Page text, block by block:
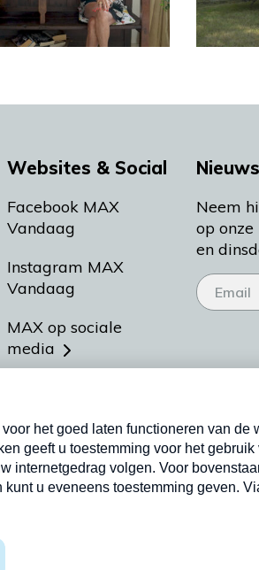
Websites & Social
Facebook MAX
Vandaag
Instagram MAX
Vandaag
MAX op sociale
media
Meldpunt Actueel
Heel Holland Bakt
Neem
op
en
Nieuwsbrief
Neem hier een